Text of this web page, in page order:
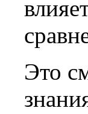
Это